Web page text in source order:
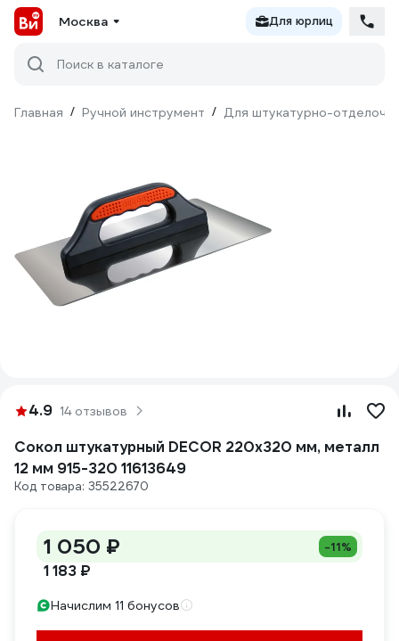
Москва Для юрлиц
Поиск в каталоге
Главная / Ручной инструмент / Для штукатурно-
4.9 14 отзывов
Сокол штукатурный DECOR 220x320 мм, металл
12 мм 915-320 11613649
Код товара: 35522670
1 050 ₽ -11%
1 183 ₽
Начислим 11 бонусов